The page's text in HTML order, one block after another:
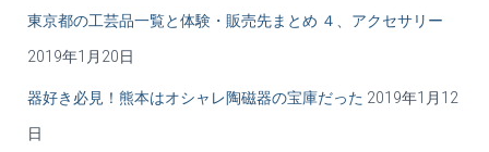
ナ
ビ
ゲ
東京都の工芸品一覧と体験・販売先まとめ ４、アクセサリー
2019年1月20日
器好き必見！熊本はオシャレ陶磁器の宝庫だった 2019年1月12
日